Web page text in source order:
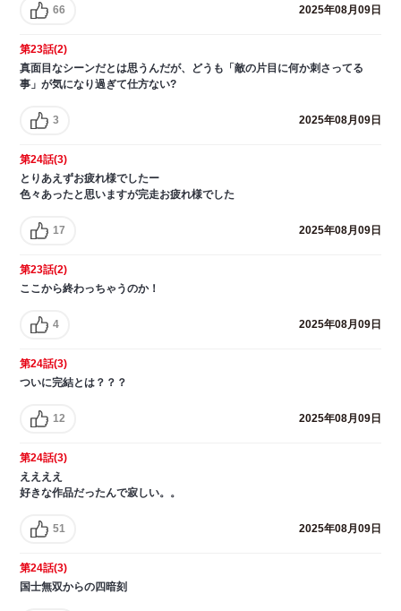
66 2025年08月09日
第23話(2)
真面目なシーンだとは思うんだが、どうも「敵の片目に何か刺さってる
事」が気になり過ぎて仕方ない?
3 2025年08月09日
第24話(3)
とりあえずお疲れ様でしたー
色々あったと思いますが完走お疲れ様でした
17 2025年08月09日
第23話(2)
ここから終わっちゃうのか！
4 2025年08月09日
第24話(3)
ついに完結とは？？？
12 2025年08月09日
第24話(3)
ええええ
好きな作品だったんで寂しい。。
51 2025年08月09日
第24話(3)
国士無双からの四暗刻